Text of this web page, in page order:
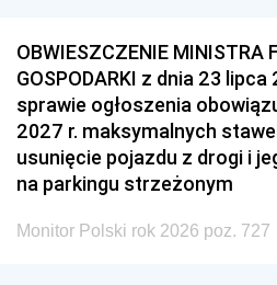
OBWIESZCZENIE MINISTRA
GOSPODARKI z dnia 23 lipca
sprawie ogłoszenia
2027 r. maksymalnych
usunięcie pojazdu z drogi i
na parkingu strzeżonym
Monitor Polski rok 2026 poz. 727